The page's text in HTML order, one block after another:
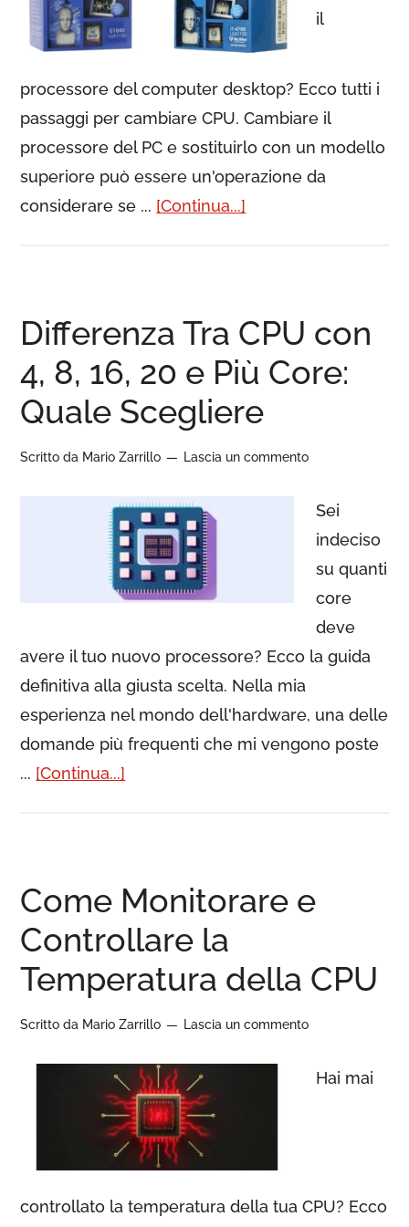
il
processore del computer desktop? Ecco tutti i
passaggi per cambiare CPU. Cambiare il
processore del PC e sostituirlo con un modello
superiore può essere un'operazione da
considerare se ... [Continua...]
Differenza Tra CPU con
4, 8, 16, 20 e Più Core:
Quale Scegliere
Scritto da Mario Zarrillo Lascia un commento
Sei
indeciso
su quanti
core
deve
avere il tuo nuovo processore? Ecco la guida
definitiva alla giusta scelta. Nella mia
esperienza nel mondo dell'hardware, una delle
domande più frequenti che mi vengono poste
... [Continua...]
Come Monitorare e
Controllare la
Temperatura della CPU
Scritto da Mario Zarrillo Lascia un commento
Hai mai
controllato la temperatura della tua CPU? Ecco